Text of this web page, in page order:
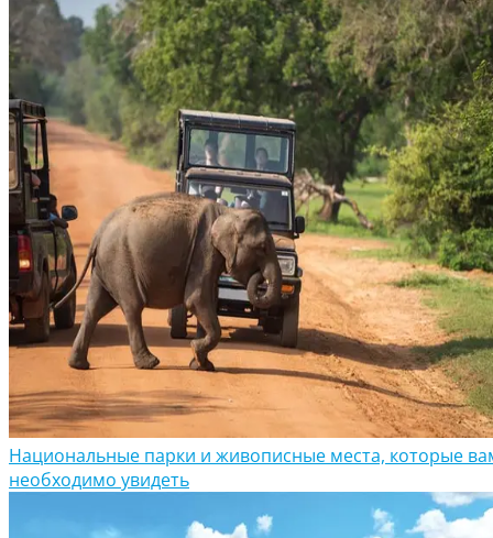
Национальные парки и живописные места, которые
необходимо увидеть